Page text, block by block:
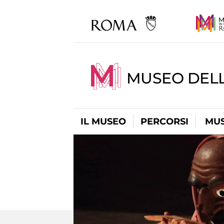
MUSEO
IL MUSEO PERCORSI